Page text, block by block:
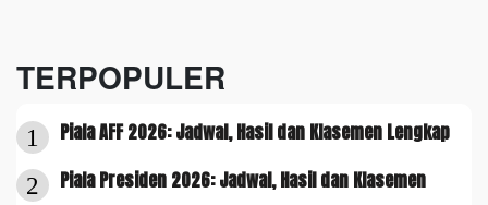
TERPOPULER
1 Piala AFF 2026: Jadwal, Hasil dan Klasemen Lengkap
2 Piala Presiden 2026: Jadwal, Hasil dan Klasemen